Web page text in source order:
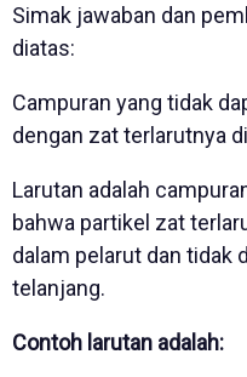
Simak jawaban dan
diatas:
Campuran yang tidak
dengan zat terlarutnya
Larutan adalah
bahwa partikel zat
dalam pelarut dan tidak
telanjang.
Contoh larutan adalah: